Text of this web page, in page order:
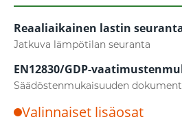
Reaaliaikainen lastin
Jatkuva lämpötilan seuranta
EN12830/GDP-
Säädöstenmukaisuuden
Valinnaiset lisäosat